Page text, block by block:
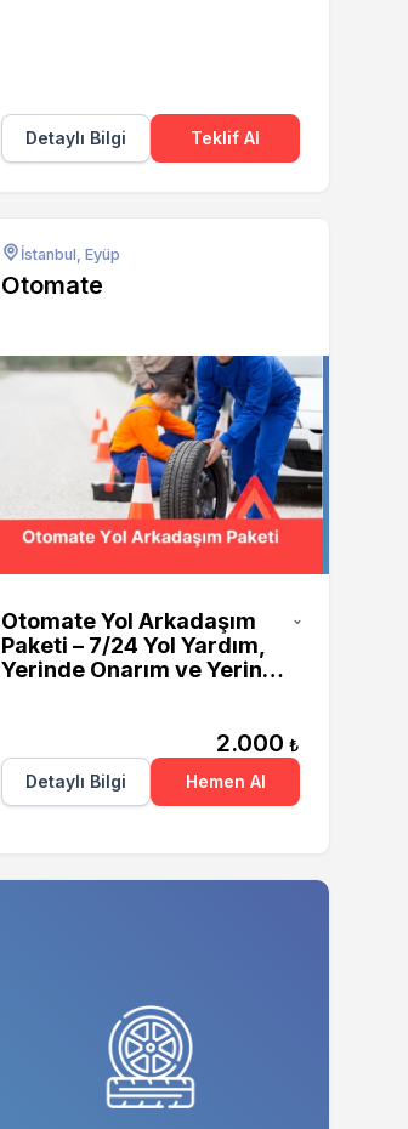
Detaylı Bilgi Teklif Al
İstanbul, Eyüp
Otomate
Otomate Yol Arkadaşım
Paketi – 7/24 Yol Yardım,
Yerinde Onarım ve Yerinde
2.000 ₺
Detaylı Bilgi
Hemen Al